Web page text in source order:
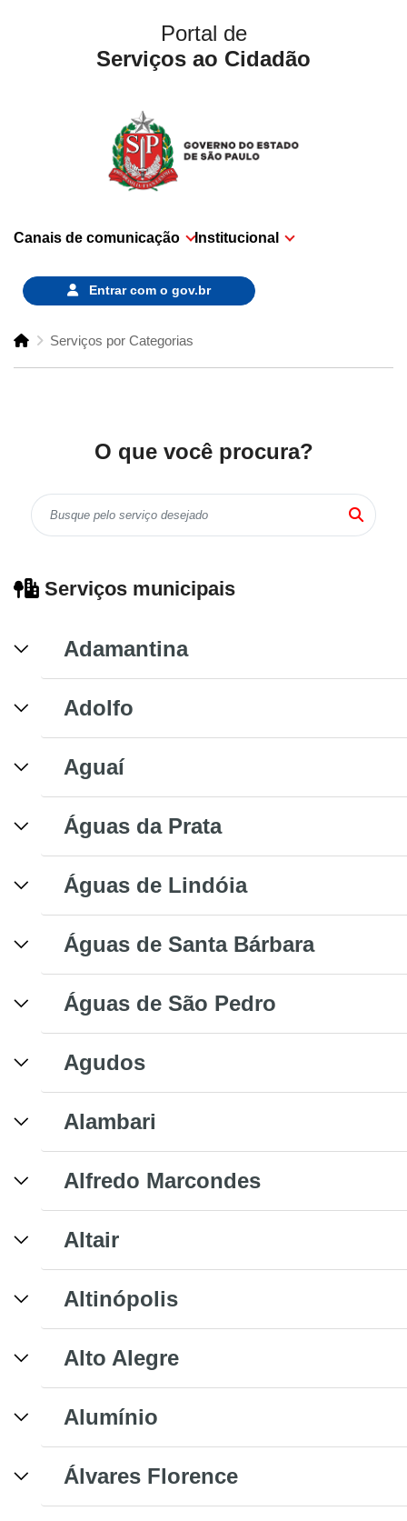
Portal de
Serviços ao Cidadão
Canais de comunicação Institucional
Entrar com o gov.br
Serviços por Categorias
O que você procura?
Serviços municipais
Adamantina
Adolfo
Aguaí
Águas da Prata
Águas de Lindóia
Águas de Santa Bárbara
Águas de São Pedro
Agudos
Alambari
Alfredo Marcondes
Altair
Altinópolis
Alto Alegre
Alumínio
Álvares Florence